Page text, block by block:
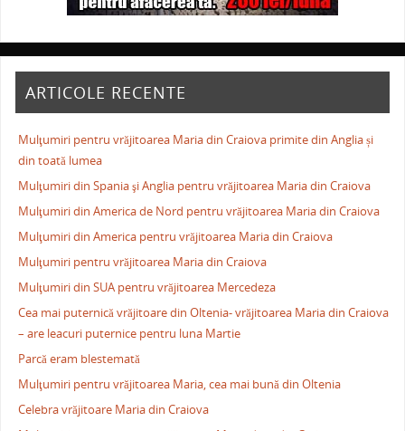
ARTICOLE RECENTE
Mulţumiri pentru vrăjitoarea Maria din Craiova primite din Anglia și
din toată lumea
Mulţumiri din Spania şi Anglia pentru vrăjitoarea Maria din Craiova
Mulţumiri din America de Nord pentru vrăjitoarea Maria din Craiova
Mulţumiri din America pentru vrăjitoarea Maria din Craiova
Mulţumiri pentru vrăjitoarea Maria din Craiova
Mulţumiri din SUA pentru vrăjitoarea Mercedeza
Cea mai puternică vrăjitoare din Oltenia- vrăjitoarea Maria din Craiova
– are leacuri puternice pentru luna Martie
Parcă eram blestemată
Mulţumiri pentru vrăjitoarea Maria, cea mai bună din Oltenia
Celebra vrăjitoare Maria din Craiova